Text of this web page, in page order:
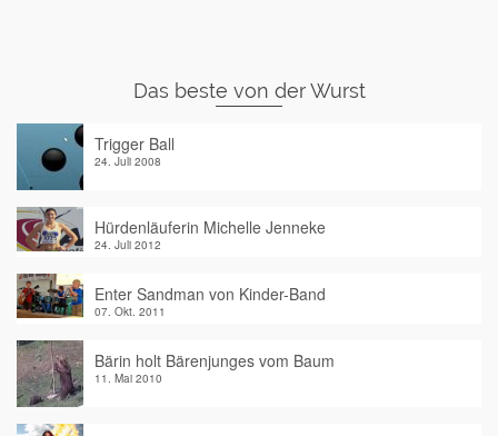
Das beste von der Wurst
Trigger Ball
24. Juli 2008
Hürdenläuferin Michelle Jenneke
24. Juli 2012
Enter Sandman von Kinder-Band
07. Okt. 2011
Bärin holt Bärenjunges vom Baum
11. Mai 2010